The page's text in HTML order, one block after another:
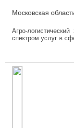
Московская
Агро-
спектром услуг в